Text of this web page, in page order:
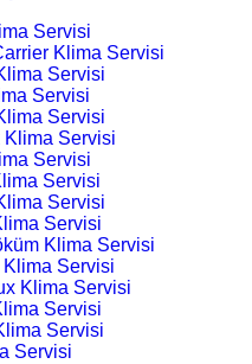
Servisi
Klima Servisi
Servisi
Servisi
Servisi
Klima Servisi
Servisi
Servisi
Servisi
Servisi
Klima Servisi
Klima Servisi
Klima Servisi
Servisi
Servisi
Servisi